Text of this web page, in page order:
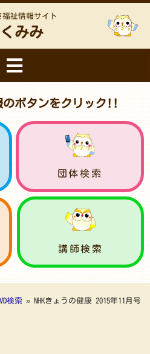
福祉情報サイト
みみ
のボタンをクリック!!
団体検索
講師検索
検索 » NHKきょうの健康 2015年11月号